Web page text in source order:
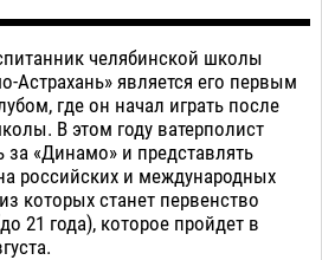
челябинской школы
Астрахань» является его первым
где он начал играть после
В этом году ватерполист
за «Динамо» и представлять
российских и международных
которых станет первенство
21 года), которое пройдет в